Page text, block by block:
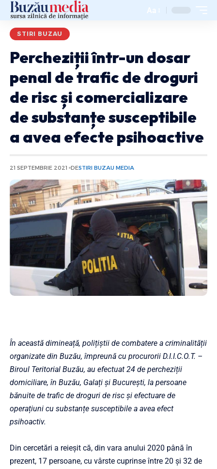
Aa
STIRI BUZAU
Percheziții într-un dosar
penal de trafic de droguri
de risc și comercializare
de substanțe susceptibile
a avea efecte psihoactive
21 SEPTEMBRIE 2021 DESTIRI BUZAU MEDIA
În această dimineață, polițiștii de combatere a criminalității
organizate din Buzău, împreună cu procurorii D.I.I.C.O.T. –
Biroul Teritorial Buzău, au efectuat 24 de percheziții
domiciliare, în Buzău, Galați și București, la persoane
bănuite de trafic de droguri de risc și efectuare de
operațiuni cu substanțe susceptibile a avea efect
psihoactiv.
Din cercetări a reieșit că, din vara anului 2020 până în
prezent, 17 persoane, cu vârste cuprinse între 20 și 32 de